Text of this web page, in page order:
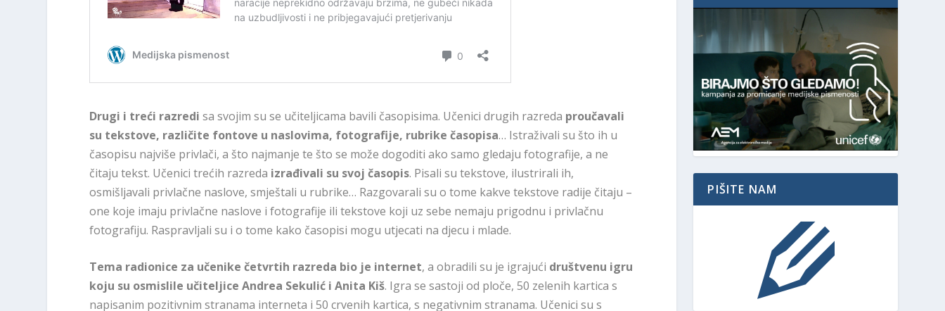
Drugi i treći razredi sa svojim su se učiteljicama bavili časopisima. Učenici drugih razreda proučavali
su tekstove, različite fontove u naslovima, fotografije, rubrike časopisa… Istraživali su što ih u
časopisu najviše privlači, a što najmanje te što se može dogoditi ako samo gledaju fotografije, a ne
čitaju tekst. Učenici trećih razreda izrađivali su svoj časopis. Pisali su tekstove, ilustrirali ih,
osmišljavali privlačne naslove, smještali u rubrike… Razgovarali su o tome kakve tekstove radije čitaju –
one koje imaju privlačne naslove i fotografije ili tekstove koji uz sebe nemaju prigodnu i privlačnu
fotografiju. Raspravljali su i o tome kako časopisi mogu utjecati na djecu i mlade.
Tema radionice za učenike četvrtih razreda bio je internet, a obradili su je igrajući društvenu igru
koju su osmislile učiteljice Andrea Sekulić i Anita Kiš. Igra se sastoji od ploče, 50 zelenih kartica s
napisanim pozitivnim stranama interneta i 50 crvenih kartica, s negativnim stranama. Učenici su s
PIŠITE NAM